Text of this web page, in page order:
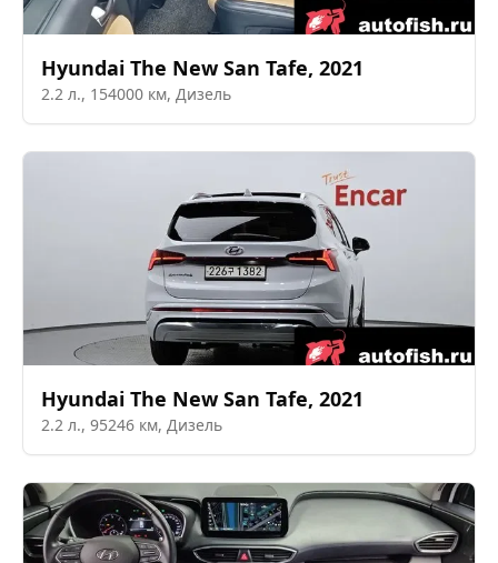
Hyundai The New San Tafe, 2021
2.2 л., 154000 км, Дизель
Hyundai The New San Tafe, 2021
2.2 л., 95246 км, Дизель